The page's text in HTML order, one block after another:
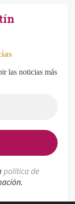
las noticias más
política de